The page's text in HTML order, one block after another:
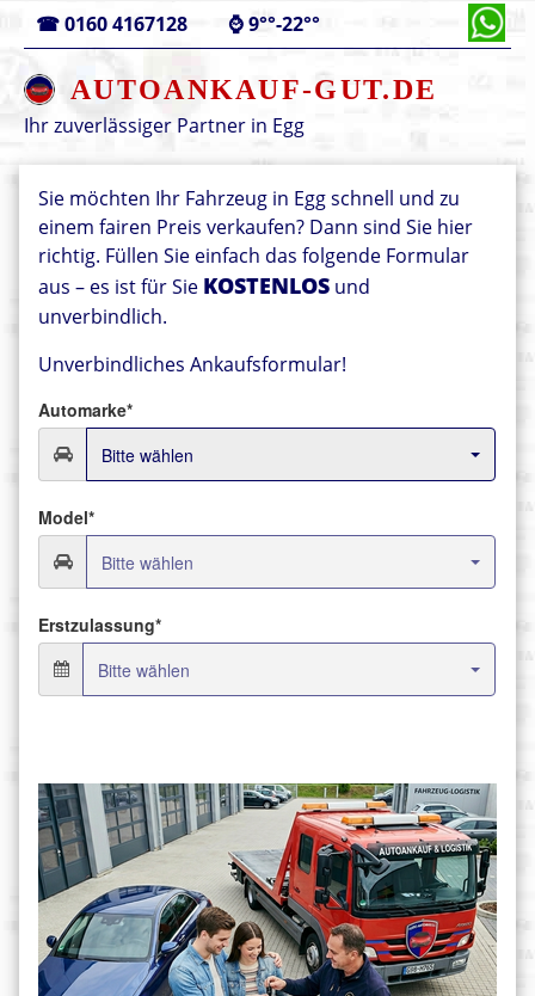
☎0160 4167128 ⌚9°°-22°°
AUTOANKAUF-GUT.DE
Ihr zuverlässiger Partner in Egg
Sie möchten Ihr Fahrzeug in Egg schnell und zu
einem fairen Preis verkaufen? Dann sind Sie hier
richtig. Füllen Sie einfach das folgende Formular
aus – es ist für Sie KOSTENLOS und
unverbindlich.
Unverbindliches Ankaufsformular!